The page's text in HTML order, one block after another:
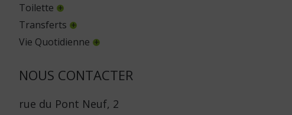
Toilette
Transferts
Vie Quotidienne
NOUS CONTACTER
rue du Pont Neuf, 2